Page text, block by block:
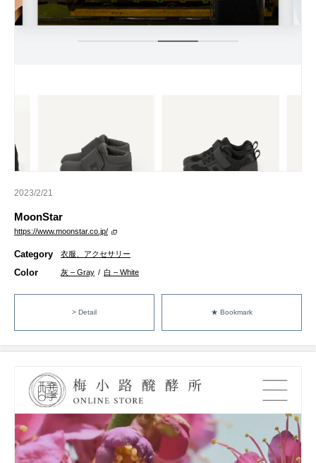
2023/2/21
MoonStar
https://www.moonstar.co.jp/
Category 衣服、アクセサリー
Color 灰 – Gray / 白 – White
> Detail ★ Bookmark